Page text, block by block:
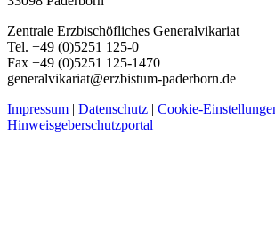
Zentrale Erzbischöfliches Generalvikariat
Tel. +49 (0)5251 125-0
Fax +49 (0)5251 125-1470
generalvikariat@erzbistum-paderborn.de
Impressum | Datenschutz | Cookie-
Hinweisgeberschutzportal